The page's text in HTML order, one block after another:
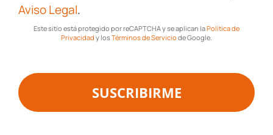
Recursos, guías y descuentos
8.000 gestioners
Aviso Legal.
Este sitio está protegido por reCAPTCHA y se aplican laPolítica de
Privacidad y losTérminos de Servicio de Google.
SUSCRIBIRME